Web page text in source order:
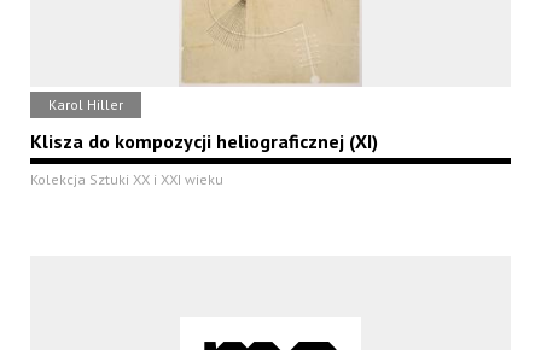
Karol Hiller
Klisza do kompozycji heliograficznej (XI)
Kolekcja Sztuki XX i XXI wieku